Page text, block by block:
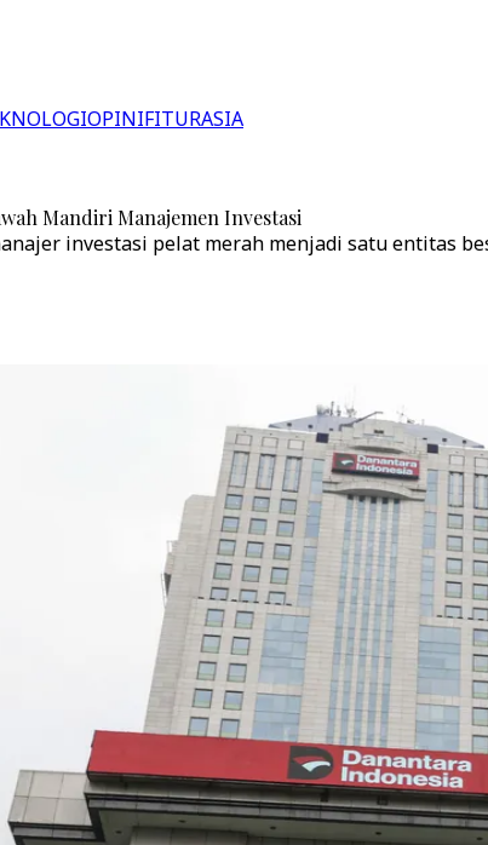
OPINIFITURASIA
Mandiri Manajemen Investasi
investasi pelat merah menjadi satu entitas